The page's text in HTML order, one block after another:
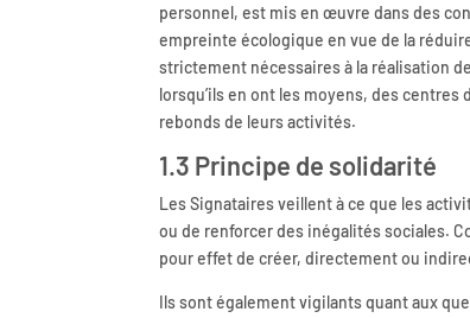
personnel, est mis en œuvre dans des
empreinte écologique en vue de la
strictement nécessaires à la réalisation
lorsqu’ils en ont les moyens, des
rebonds de leurs activités.
1.3 Principe de solidarité
Les Signataires veillent à ce que les
ou de renforcer des inégalités sociales.
pour effet de créer, directement ou
Ils sont également vigilants quant aux